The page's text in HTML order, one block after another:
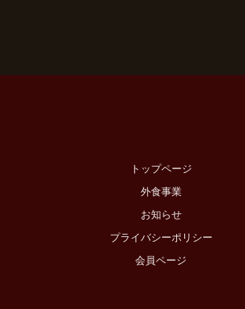
トップページ
外食事業
お知らせ
プライバシーポリシー
会員ページ